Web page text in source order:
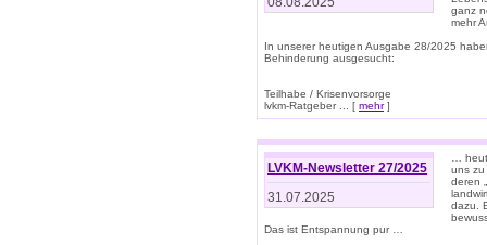
ganz
mehr
In unserer heutigen Ausgabe 28/2025
Behinderung ausgesucht:
Teilhabe / Krisenvorsorge
lvkm-Ratgeber ... [ mehr]
LVKM-Newsletter 27/2025
31.07.2025
…
uns zu
deren
dazu.
Das ist Entspannung pur …